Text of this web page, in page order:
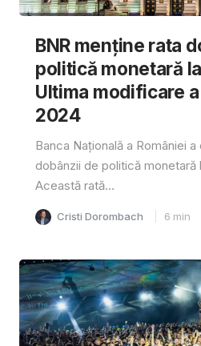
BNR menține rata
politică monetară
Ultima modificare
2024
Banca Națională a României
dobânzii de politică monetară
Această rată...
Cristi Dorombach 6 min